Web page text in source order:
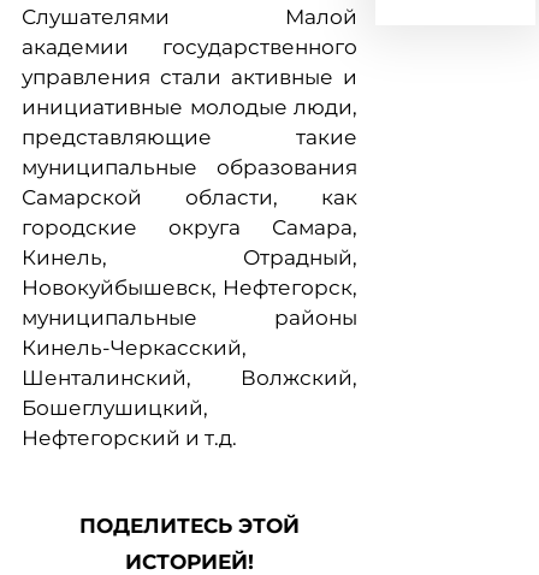
Слушателями Малой
академии государственного
управления стали активные и
инициативные молодые люди,
представляющие такие
муниципальные образования
Самарской области, как
городские округа Самара,
Кинель, Отрадный,
Новокуйбышевск, Нефтегорск,
муниципальные районы
Кинель-Черкасский,
Шенталинский, Волжский,
Бошеглушицкий,
Нефтегорский и т.д.
ПОДЕЛИТЕСЬ ЭТОЙ
ИСТОРИЕЙ!